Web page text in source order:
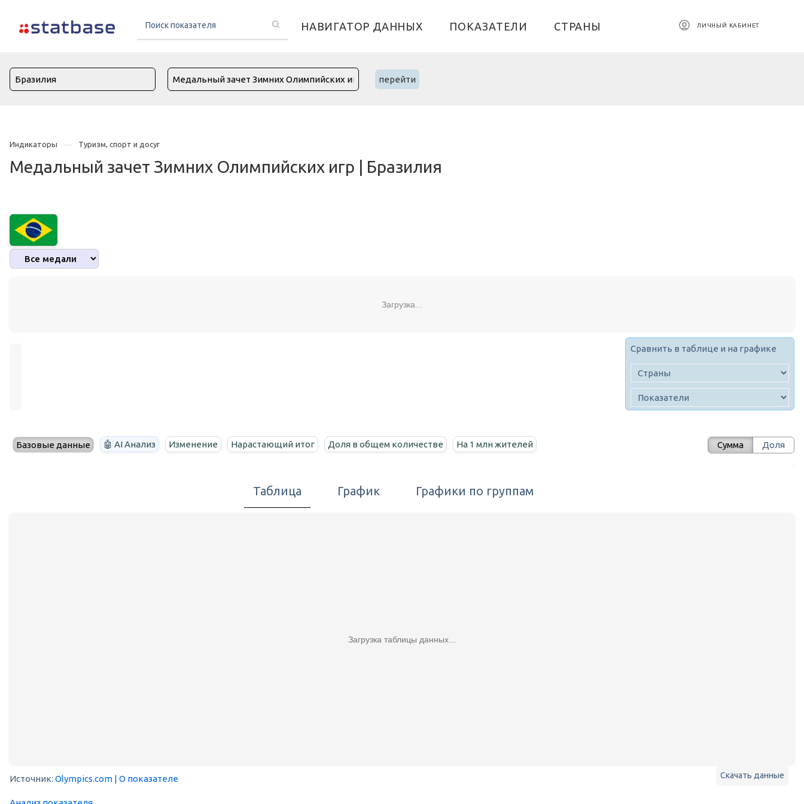
НАВИГАТОР ДАННЫХ ПОКАЗАТЕЛИ СТРАНЫ ЛИЧНЫЙ КАБИНЕТ
перейти
Индикаторы Туризм, спорт и досуг
Медальный зачет Зимних Олимпийских игр | Бразилия
Загрузка...
Сравнить в таблице и на графике
Базовые данные 🤖 AI Анализ Изменение Нарастающий итог Доля в общем количестве На 1 млн жителей Сумма Доля
Таблица График Графики по группам
Загрузка таблицы данных...
Скачать данные
Источник: Olympics.com | О показателе